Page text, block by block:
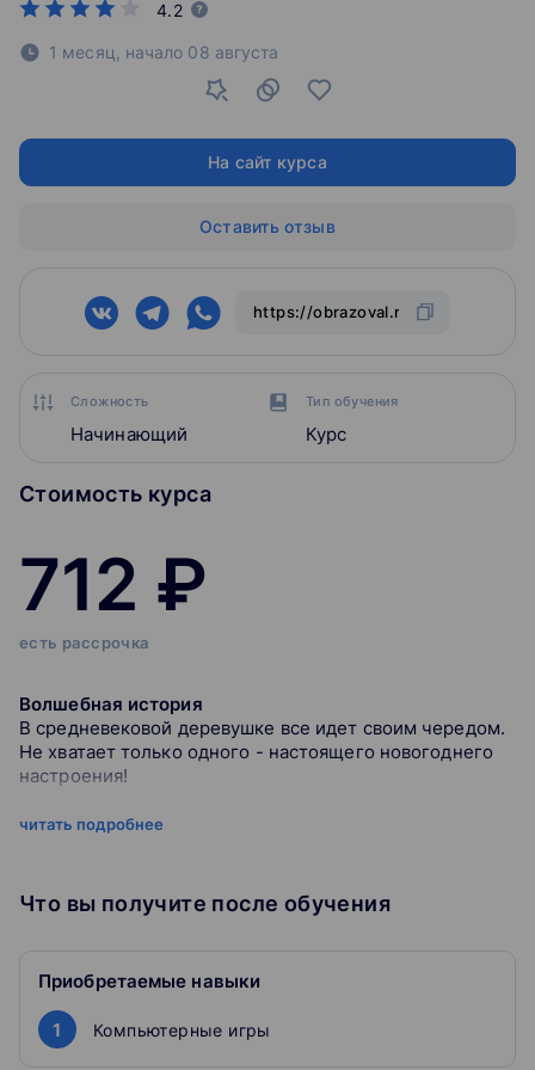
Сложность
Начинающий
Тип обучения
Курс
Стоимость курса
712 ₽
есть рассрочка
Волшебная история
В средневековой деревушке все идет своим чередом.
Не хватает только одного - настоящего новогоднего
настроения!
Задания для каждого
задания и сможет почувствовать себя героем
ноутбуке
Общая миссия
Цель квеста - напомнить жителям деревни, каким
читать подробнее
Что вы получите после обучения
Приобретаемые навыки
1 Компьютерные игры
4.2
1 месяц, начало 08 августа
На сайт курса
Оставить отзыв